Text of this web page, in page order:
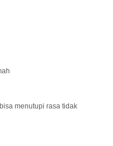
menutupi rasa tidak